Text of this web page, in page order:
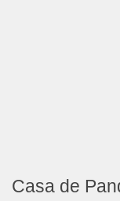
Casa de